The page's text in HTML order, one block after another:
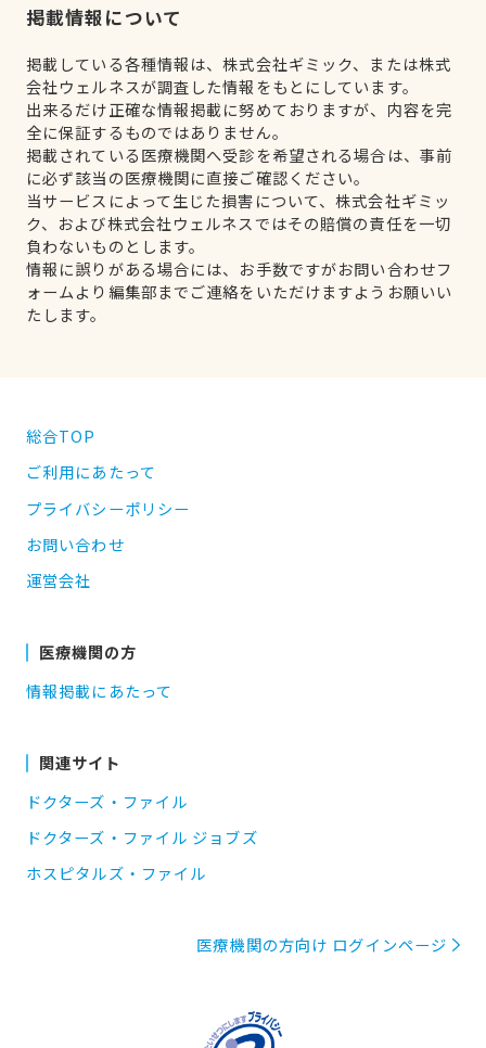
掲載情報について
掲載している各種情報は、株式会社ギミック、または株式
会社ウェルネスが調査した情報をもとにしています。
出来るだけ正確な情報掲載に努めておりますが、内容を完
全に保証するものではありません。
掲載されている医療機関へ受診を希望される場合は、事前
に必ず該当の医療機関に直接ご確認ください。
当サービスによって生じた損害について、株式会社ギミッ
ク、および株式会社ウェルネスではその賠償の責任を一切
負わないものとします。
情報に誤りがある場合には、お手数ですがお問い合わせフ
ォームより編集部までご連絡をいただけますようお願いい
たします。
総合TOP
ご利用にあたって
プライバシーポリシー
お問い合わせ
運営会社
医療機関の方
情報掲載にあたって
関連サイト
ドクターズ・ファイル
ドクターズ・ファイル ジョブズ
ホスピタルズ・ファイル
医療機関の方向け ログインページ